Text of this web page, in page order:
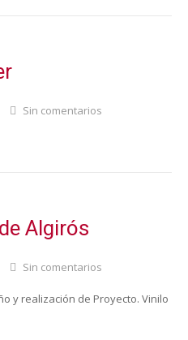
Sin comentarios
Algirós
Sin comentarios
y realización de Proyecto. Vinilo